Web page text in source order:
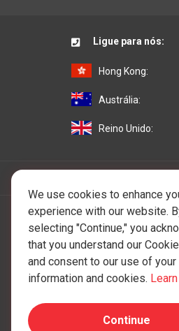
We use cookies to enhance
experience with our website.
selecting "Continue," you
that you understand our
and consent to our use of your
information and cookies.
Continue
Ligue para nós:
Hong Kong:
Austrália:
Reino Unido:
Copyright © 1997 -
membro da rede One
estrutura One IBC para